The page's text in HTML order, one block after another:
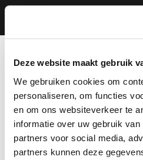
Deze website maakt gebruik
We gebruiken cookies om
personaliseren, om functies
en om ons websiteverkeer te
informatie over uw gebruik
partners voor social media,
partners kunnen deze